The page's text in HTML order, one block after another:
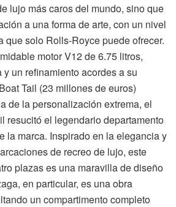
lujo más caros del mundo, sino que
a una forma de arte, con un nivel
que solo Rolls-Royce puede ofrecer.
motor V12 de 6.75 litros,
un refinamiento acordes a su
Tail (23 millones de euros)
de la personalización extrema, el
resucitó el legendario departamento
la marca. Inspirado en la elegancia y
de recreo de lujo, este
plazas es una maravilla de diseño
en particular, es una obra
un compartimento completo